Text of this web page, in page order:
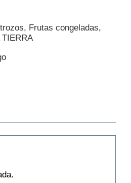
, Frutas congeladas,
TIERRA